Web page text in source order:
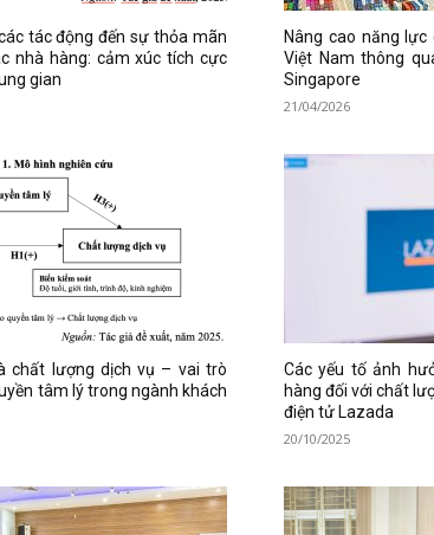
tác động đến sự thỏa mãn
nhà hàng: cảm xúc tích cực
gian
Nâng cao năng
Việt Nam thông
Singapore
21/04/2026
chất lượng dịch vụ – vai trò
tâm lý trong ngành khách
Các yếu tố ảnh
hàng đối với chất
điện tử Lazada
20/10/2025